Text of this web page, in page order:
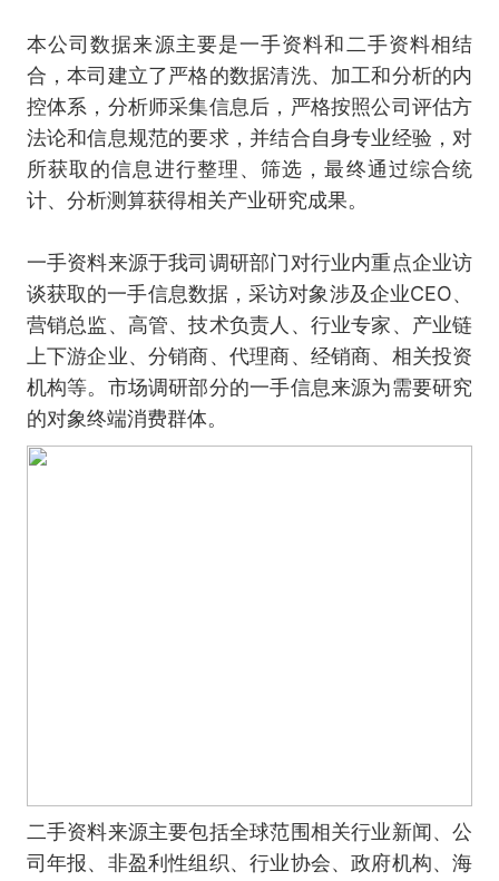
本公司数据来源主要是一手资料和二手资料相结
合，本司建立了严格的数据清洗、加工和分析的内
控体系，分析师采集信息后，严格按照公司评估方
法论和信息规范的要求，并结合自身专业经验，对
所获取的信息进行整理、筛选，最终通过综合统
计、分析测算获得相关产业研究成果。
一手资料来源于我司调研部门对行业内重点企业访
谈获取的一手信息数据，采访对象涉及企业CEO、
营销总监、高管、技术负责人、行业专家、产业链
上下游企业、分销商、代理商、经销商、相关投资
机构等。市场调研部分的一手信息来源为需要研究
的对象终端消费群体。
二手资料来源主要包括全球范围相关行业新闻、公
司年报、非盈利性组织、行业协会、政府机构、海